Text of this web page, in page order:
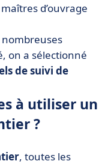
de chantier ?
d’ouvrage
nombreuses
on a sélectionné
de suivi de
à utiliser un
?
, toutes les